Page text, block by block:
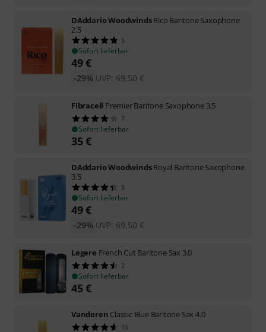
DAddario WoodwindsRico Baritone Saxophone
2.5
5
Sofort lieferbar
49€
UVP: 69,50 €
-29%
Fibracell Premier Baritone Saxophone 3.5
7
Sofort lieferbar
35€
DAddario WoodwindsRoyal Baritone Saxophone
3.5
5
Sofort lieferbar
49€
UVP: 69,50 €
-29%
Legere French Cut Baritone Sax 3.0
2
Sofort lieferbar
45€
Vandoren Classic Blue Baritone Sax 4.0
15